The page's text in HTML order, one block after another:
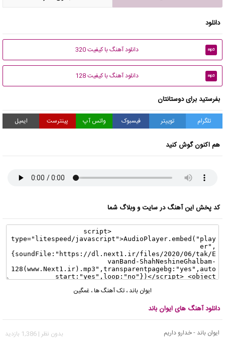
دانلود
mp3 دانلود آهنگ با کیفیت 320
mp3 دانلود آهنگ با کیفیت 128
بفرستید برای دوستانتان
تلگرام توییتر فیسبوک واتس آپ پینترست ایمیل
هم اکنون گوش کنید
کد پخش این آهنگ در سایت و وبلاگ شما
ایوان باند ، تک آهنگ ها، غمگین
دانلود آهنگ های ایوان باند
ایوان باند - خدارو داریم
بدون نظر | 1,386 بازدید